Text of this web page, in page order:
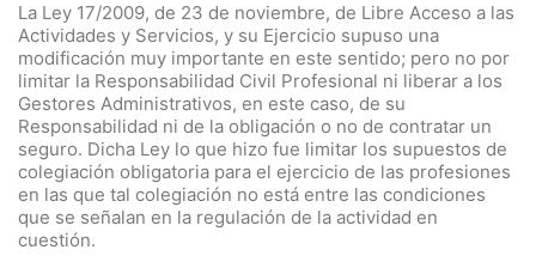
La Ley 17/2009, de 23 de noviembre, de Libre Acceso a las
Actividades y Servicios, y su Ejercicio supuso una
modificación muy importante en este sentido; pero no por
limitar la Responsabilidad Civil Profesional ni liberar a los
Gestores Administrativos, en este caso, de su
Responsabilidad ni de la obligación o no de contratar un
seguro. Dicha Ley lo que hizo fue limitar los supuestos de
colegiación obligatoria para el ejercicio de las profesiones
en las que tal colegiación no está entre las condiciones
que se señalan en la regulación de la actividad en
cuestión.